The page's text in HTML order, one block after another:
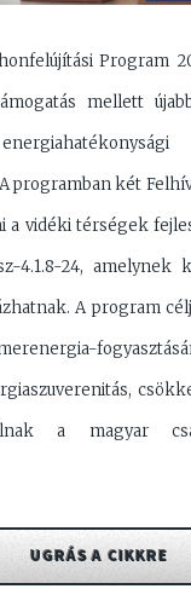
Program
mellett
programban két
a vidéki térségek
4.1.8-24, amelynek
A program
a magyar
UGRÁS A CIKKRE